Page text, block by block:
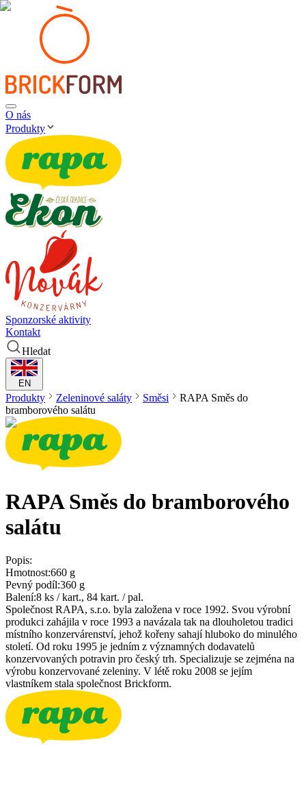
O nás
Produkty
Sponzorské aktivity
Kontakt
Hledat
EN
Produkty Zeleninové saláty Směsi RAPA Směs do
bramborového salátu
RAPA Směs do bramborového
salátu
Popis:
Hmotnost:660 g
Pevný podíl:360 g
Balení:8 ks / kart., 84 kart. / pal.
Společnost RAPA, s.r.o. byla založena v roce 1992. Svou výrobní
produkci zahájila v roce 1993 a navázala tak na dlouholetou tradici
místního konzervárenství, jehož kořeny sahají hluboko do minulého
století. Od roku 1995 je jedním z významných dodavatelů
konzervovaných potravin pro český trh. Specializuje se zejména na
výrobu konzervované zeleniny. V létě roku 2008 se jejím
vlastníkem stala společnost Brickform.